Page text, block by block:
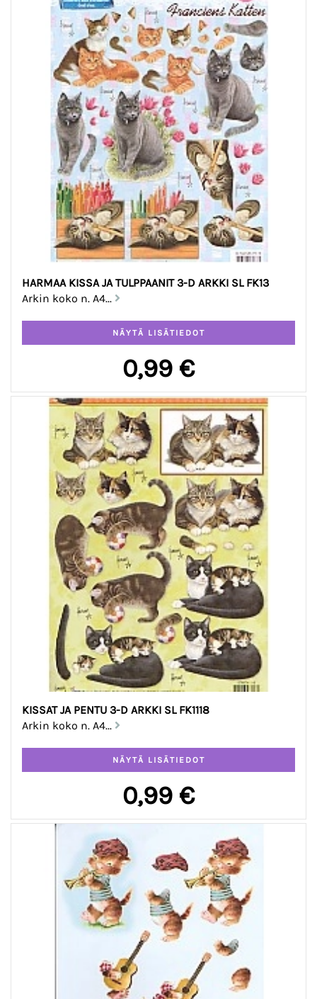
HARMAA KISSA JA TULPPAANIT 3-D ARKKI SL FK13
Arkin koko n. A4...
0,99 €
KISSAT JA PENTU 3-D ARKKI SL FK1118
Arkin koko n. A4...
0,99 €